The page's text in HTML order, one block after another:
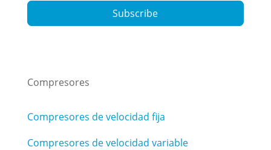
Subscribe
Compresores
Compresores de velocidad fija
Compresores de velocidad variable